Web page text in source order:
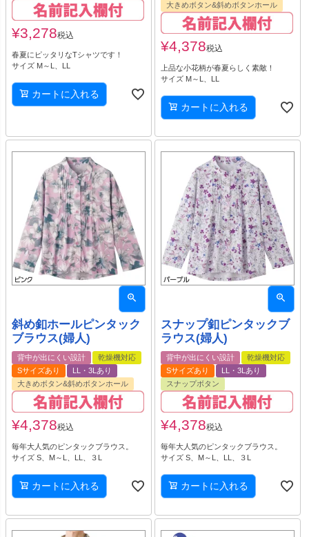
¥3,278税込
春夏にピッタリなTシャツです！
サイズ M～L、LL
カートに入れる
大きめボタン&斜めボタンホール
¥4,378税込
上品な小花柄が春夏らしく素敵！
サイズ M～L、LL
カートに入れる
斜め釦ホールピンタック
ブラウス(婦人)
背中が出にくい設計
乾燥機対応
Sサイズあり
LL・3Lあり
大きめボタン&斜めボタンホール
¥4,378税込
毎年大人気のピンタックブラウス。
サイズ S、M～L、LL、３L
カートに入れる
スナップ釦ピンタックブ
ラウス(婦人)
背中が出にくい設計
乾燥機対応
Sサイズあり
LL・3Lあり
スナップボタン
¥4,378税込
毎年大人気のピンタックブラウス。
サイズ S、M～L、LL、３L
カートに入れる